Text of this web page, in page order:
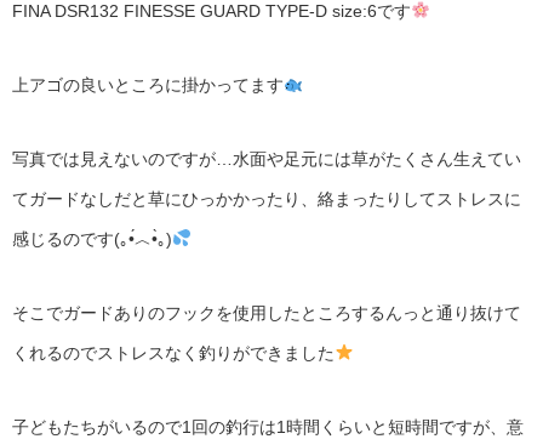
FINA DSR132 FINESSE GUARD TYPE-D size:6です
上アゴの良いところに掛かってます
写真では見えないのですが…水面や足元には草がたくさん生えてい
てガードなしだと草にひっかかったり、絡まったりしてストレスに
感じるのです(｡•́︿•̀｡)
そこでガードありのフックを使用したところするんっと通り抜けて
くれるのでストレスなく釣りができました
子どもたちがいるので1回の釣行は1時間くらいと短時間ですが、意